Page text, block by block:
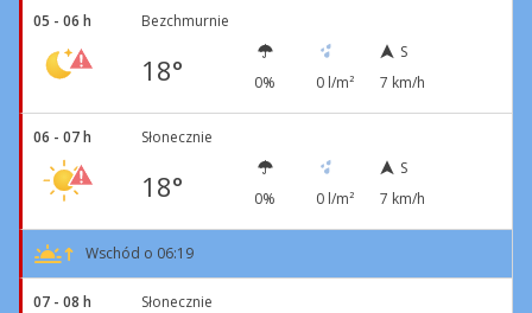
05 - 06 h Bezchmurnie
18° 0% 0 l/m²
S
7 km/h
06 - 07 h Słonecznie
18° 0% 0 l/m²
S
7 km/h
Wschód o 06:19
07 - 08 h Słonecznie